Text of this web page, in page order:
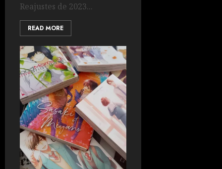
Reajustes de 2023...
READ MORE